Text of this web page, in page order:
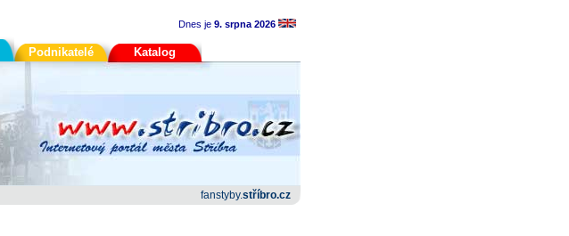
Dnes je 9. srpna 2026
Podnikatelé Katalog
fanstyby.stříbro.cz